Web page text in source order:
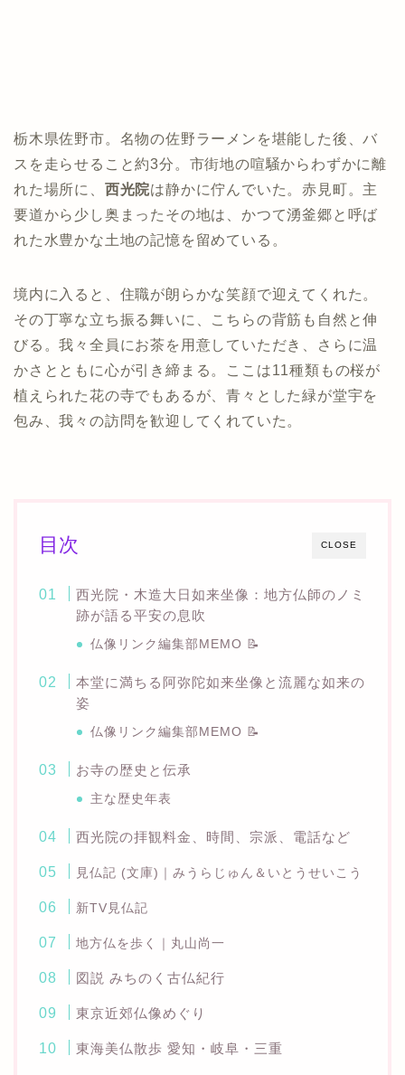
栃木県佐野市。名物の佐野ラーメンを堪能した後、バ
スを走らせること約3分。市街地の喧騒からわずかに離
れた場所に、 西光院は静かに佇んでいた。赤見町。主
要道から少し奥まったその地は、かつて湧釜郷と呼ば
れた水豊かな土地の記憶を留めている。
境内に入ると、住職が朗らかな笑顔で迎えてくれた。
その丁寧な立ち振る舞いに、こちらの背筋も自然と伸
びる。我々全員にお茶を用意していただき、さらに温
かさとともに心が引き締まる。ここは11種類もの桜が
植えられた花の寺でもあるが、青々とした緑が堂宇を
包み、我々の訪問を歓迎してくれていた。
CLOSE
目次
西光院・木造大日如来坐像：地方仏師のノミ
跡が語る平安の息吹
仏像リンク編集部MEMO 📝
本堂に満ちる阿弥陀如来坐像と流麗な如来の
姿
仏像リンク編集部MEMO 📝
お寺の歴史と伝承
主な歴史年表
西光院の拝観料金、時間、宗派、電話など
見仏記 (文庫)｜みうらじゅん＆いとうせいこう
新TV見仏記
地方仏を歩く｜丸山尚一
図説 みちのく古仏紀行
東京近郊仏像めぐり
東海美仏散歩 愛知・岐阜・三重